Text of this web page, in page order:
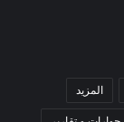
المزيد